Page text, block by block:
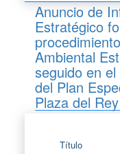
Anuncio de
Estratégico
Ambiental
seguido en
del Plan
Plaza del Rey
Título